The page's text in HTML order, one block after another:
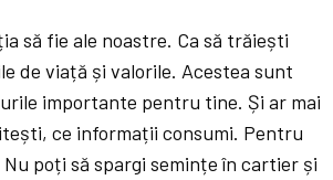
să fie ale noastre. Ca să trăiești
de viață și valorile. Acestea sunt
importante pentru tine. Și ar mai
ce informații consumi. Pentru
poți să spargi semințe în cartier și